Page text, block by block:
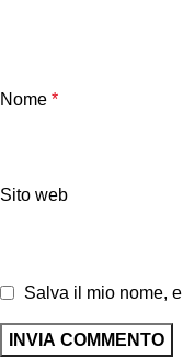
Nome *
Sito web
Salva il mio nome,